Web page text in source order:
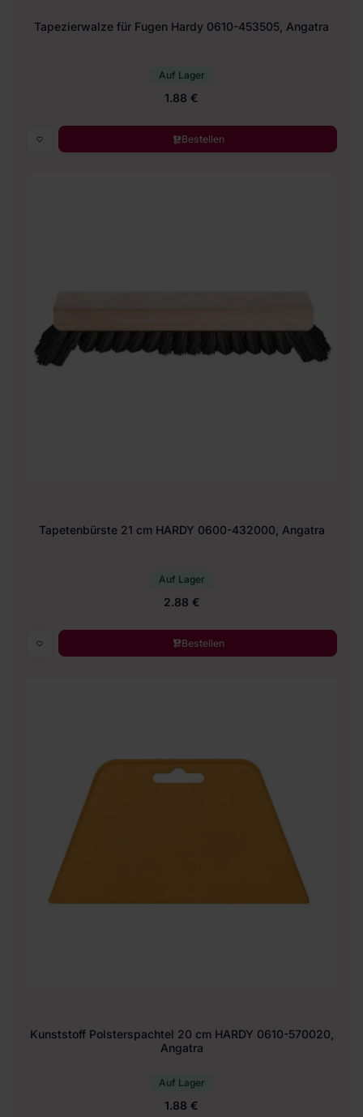
Tapezierwalze für Fugen Hardy 0610-453505, Angatra
Auf Lager
1.88 €
Bestellen
Tapetenbürste 21 cm HARDY 0600-432000, Angatra
Auf Lager
2.88 €
Bestellen
Kunststoff Polsterspachtel 20 cm HARDY 0610-570020,
Angatra
Auf Lager
1.88 €